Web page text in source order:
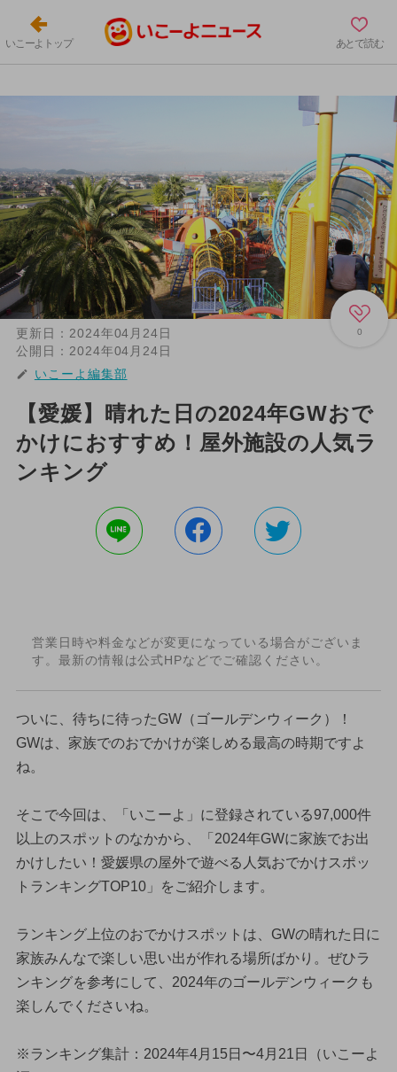
いこーよトップ あとで読む
0
更新日： 2024年04月24日
公開日： 2024年04月24日
いこーよ編集部
【愛媛】晴れた日の2024年GWおで
かけにおすすめ！屋外施設の人気ラ
ンキング
営業日時や料金などが変更になっている場合がございま
す。最新の情報は公式HPなどでご確認ください。
ついに、待ちに待ったGW（ゴールデンウィーク）！
GWは、家族でのおでかけが楽しめる最高の時期ですよ
ね。
そこで今回は、「いこーよ」に登録されている97,000件
以上のスポットのなかから、「2024年GWに家族でお出
かけしたい！愛媛県の屋外で遊べる人気おでかけスポッ
トランキングTOP10」をご紹介します。
ランキング上位のおでかけスポットは、GWの晴れた日に
家族みんなで楽しい思い出が作れる場所ばかり。ぜひラ
ンキングを参考にして、2024年のゴールデンウィークも
楽しんでくださいね。
※ランキング集計：2024年4月15日〜4月21日（いこーよ